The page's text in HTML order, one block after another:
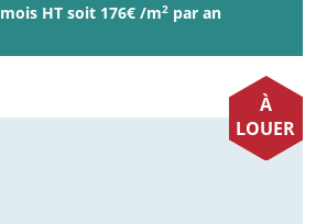
HT soit 176€ /m2par an
À
LOUER